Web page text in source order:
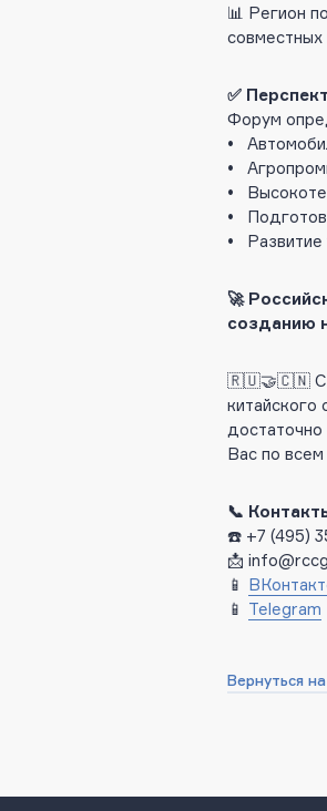
📊 Регион
совместных
✅
Форум
•
•
•
•
• Развитие
🚀
созданию
🇷🇺🤝🇨🇳
Вас по
📞
☎️ +7 (495)
📩
📱
📱 Telegram
Вернуться